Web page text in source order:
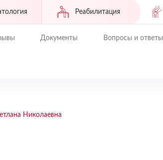
Реабилитация
Документы Вопросы и ответы
Николаевна